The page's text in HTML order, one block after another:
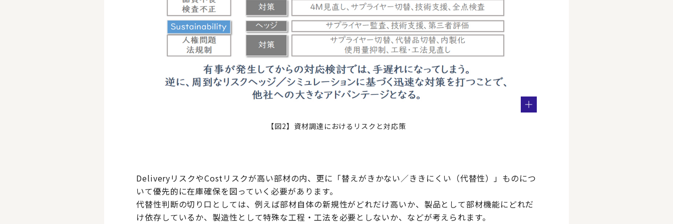
【図2】資材調達におけるリスクと対応策
DeliveryリスクやCostリスクが高い部材の内、更に「替えがきかない／ききにくい（代替性）」ものにつ
いて優先的に在庫確保を図っていく必要があります。
代替性判断の切り口としては、例えば部材自体の新規性がどれだけ高いか、製品として部材機能にどれだ
け依存しているか、製造性として特殊な工程・工法を必要としないか、などが考えられます。